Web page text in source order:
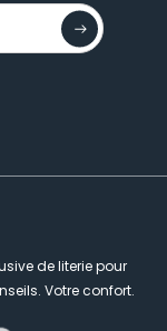
de literie pour
Votre confort.